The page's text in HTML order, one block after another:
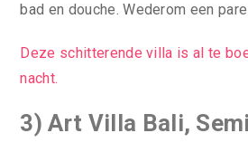
bad en douche. Wederom een
Deze schitterende villa is al te
nacht.
3) Art Villa Bali,